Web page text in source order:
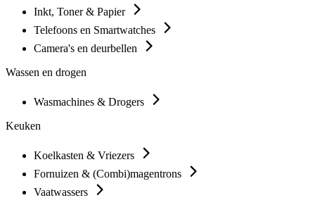
Inkt, Toner & Papier
Telefoons en Smartwatches
Camera's en deurbellen
Wassen en drogen
Wasmachines & Drogers
Keuken
Koelkasten & Vriezers
Fornuizen & (Combi)magentrons
Vaatwassers